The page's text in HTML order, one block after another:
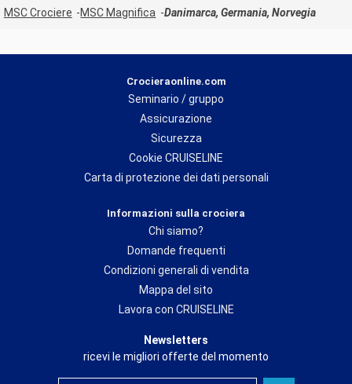
MSC Crociere
MSC Magnifica Danimarca, Germania, Norvegia
Crocieraonline.com
Seminario / gruppo
Assicurazione
Sicurezza
Cookie CRUISELINE
Carta di protezione dei dati personali
Informazioni sulla crociera
Chi siamo?
Domande frequenti
Condizioni generali di vendita
Mappa del sito
Lavora con CRUISELINE
Newsletters
ricevi le migliori offerte del momento